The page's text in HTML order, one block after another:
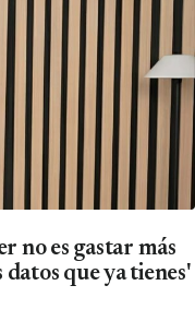
no es gastar más
que ya tienes'